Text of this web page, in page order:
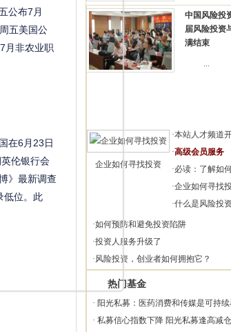
公布7月
五美国公
月非农业职
在6月23日
伦银行会
》最新调查
低位。此
中国风险投
届风险投资
满结束
...
企业如何寻找投资
·本站人才频道
·高级会员服务
·必读：了解如
·企业如何寻找
·什么是风险投
·如何预防和避免投资陷阱
·投资人服务升级了
·风险投资，创业者如何拥抱它？
热门基金
· 阳光私募：医药消费和传媒是可持
· 私募信心指数下降 阳光私募逢高减